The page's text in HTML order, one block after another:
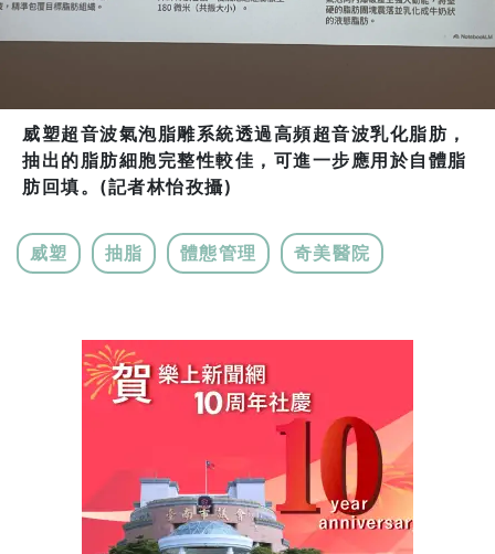
威塑超音波氣泡脂雕系統透過高頻超音波乳化脂肪，
抽出的脂肪細胞完整性較佳，可進一步應用於自體脂
肪回填。(記者林怡孜攝)
威塑 抽脂 體態管理 奇美醫院